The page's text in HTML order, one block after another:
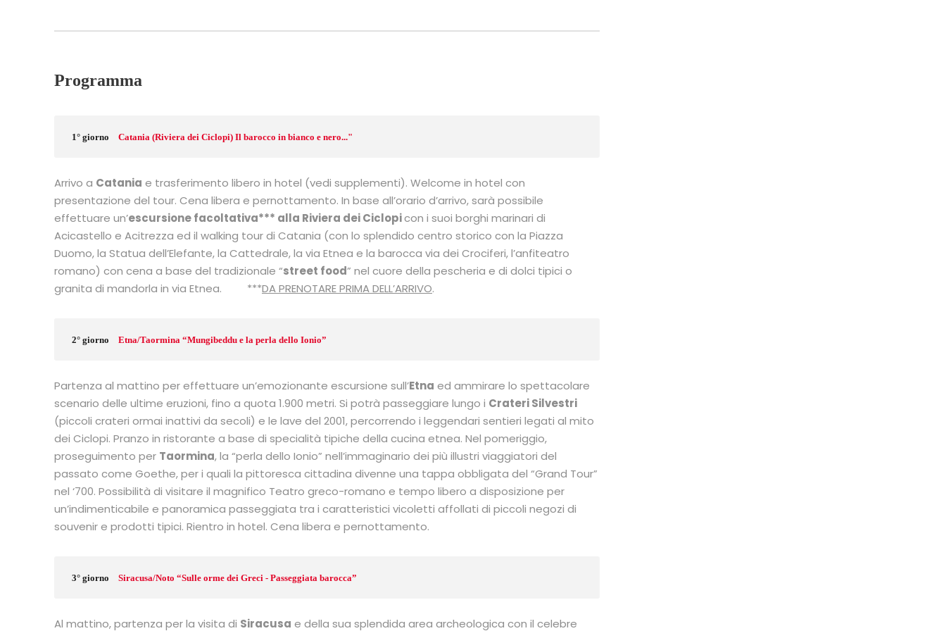
Programma
1° giorno Catania (Riviera dei Ciclopi) Il barocco in bianco e nero..."
Arrivo a Catania e trasferimento libero in hotel (vedi supplementi). Welcome in hotel con
presentazione del tour. Cena libera e pernottamento. In base all’orario d’arrivo, sarà possibile
effettuare un’escursione facoltativa*** alla Riviera dei Ciclopicon i suoi borghi marinari di
Acicastello e Acitrezza ed il walking tour di Catania (con lo splendido centro storico con la Piazza
Duomo, la Statua dell’Elefante, la Cattedrale, la via Etnea e la barocca via dei Crociferi, l’anfiteatro
romano) con cena a base del tradizionale “street food” nel cuore della pescheria e di dolci tipici o
granita di mandorla in via Etnea. ***DA PRENOTARE PRIMA DELL’ARRIVO.
2° giorno Etna/Taormina “Mungibeddu e la perla dello Ionio”
Partenza al mattino per effettuare un’emozionante escursione sull’Etna ed ammirare lo spettacolare
scenario delle ultime eruzioni, fino a quota 1.900 metri. Si potrà passeggiare lungo i Crateri Silvestri
(piccoli crateri ormai inattivi da secoli) e le lave del 2001, percorrendo i leggendari sentieri legati al mito
dei Ciclopi. Pranzo in ristorante a base di specialità tipiche della cucina etnea. Nel pomeriggio,
proseguimento per Taormina, la “perla dello Ionio” nell’immaginario dei più illustri viaggiatori del
passato come Goethe, per i quali la pittoresca cittadina divenne una tappa obbligata del “Grand Tour”
nel ‘700. Possibilità di visitare il magnifico Teatro greco-romano e tempo libero a disposizione per
un’indimenticabile e panoramica passeggiata tra i caratteristici vicoletti affollati di piccoli negozi di
souvenir e prodotti tipici. Rientro in hotel. Cena libera e pernottamento.
3° giorno Siracusa/Noto “Sulle orme dei Greci - Passeggiata barocca”
Al mattino, partenza per la visita di Siracusa e della sua splendida area archeologica con il celebre